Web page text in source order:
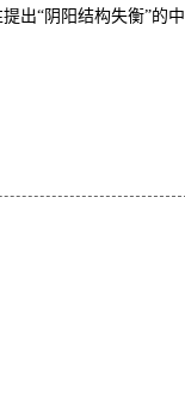
出“阴阳结构失衡”的中